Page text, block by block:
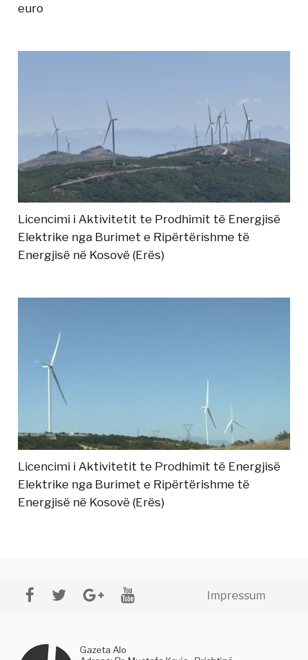
euro
Licencimi i Aktivitetit te Prodhimit të Energjisë
Elektrike nga Burimet e Ripërtërishme të
Energjisë në Kosovë (Erës)
Licencimi i Aktivitetit te Prodhimit të Energjisë
Elektrike nga Burimet e Ripërtërishme të
Energjisë në Kosovë (Erës)
Impressum
Gazeta Alo